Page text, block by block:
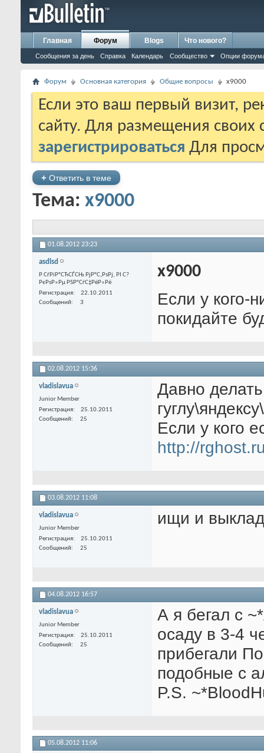
Главная Форум
Сообщения за день Справка Календарь Сообщество Опции
Blogs Что нового?
Форум Основная категория Общие вопросы x9000
Если это ваш первый визит,
сайту. Для размещения
зарегистрироваться Для
+ Ответить в теме
Тема: x9000
01.08.2012 23:23
asdlsd
Р СѓРіР°СЋСЃСЊ РјР°С‚РѕРј, РІ С?
РєРѕР»Рµ РЅР°СѓС‡РёР»Рё
Регистрация
22.10.2011
Сообщений
3
x9000
Если у кого-
покидайте
02.08.2012 15:36
vladislavua
Junior Member
Регистрация
25.10.2011
Сообщений
25
Давно
Если у кого
http://
03.08.2012 11:08
vladislavua
Junior Member
Регистрация
25.10.2011
Сообщений
25
ищи и
04.08.2012 16:57
vladislavua
Junior Member
Регистрация
25.10.2011
Сообщений
25
А я бегал с
осаду в 3-4
прибегали
подобные с
P.S.
05.08.2012 11:06